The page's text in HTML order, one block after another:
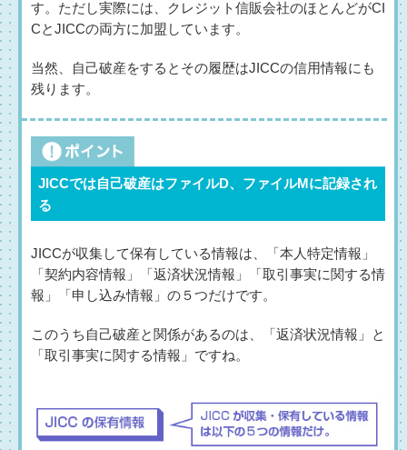
す。ただし実際には、クレジット信販会社のほとんどがCI
CとJICCの両方に加盟しています。
当然、自己破産をするとその履歴はJICCの信用情報にも
残ります。
JICCでは自己破産はファイルD、ファイルMに記録され
る
JICCが収集して保有している情報は、「本人特定情報」
「契約内容情報」「返済状況情報」「取引事実に関する情
報」「申し込み情報」の５つだけです。
このうち自己破産と関係があるのは、「返済状況情報」と
「取引事実に関する情報」ですね。